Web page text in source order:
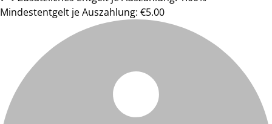
Mindestentgelt je Auszahlung: €5.00